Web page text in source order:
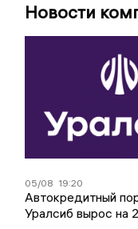
Новости
05/08 19:20
Автокредитный
Уралсиб вырос на